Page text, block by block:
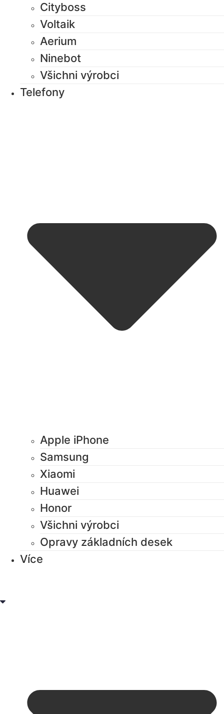
Cityboss
Voltaik
Aerium
Ninebot
Všichni výrobci
Telefony
Apple iPhone
Samsung
Xiaomi
Huawei
Honor
Všichni výrobci
Opravy základních desek
Více